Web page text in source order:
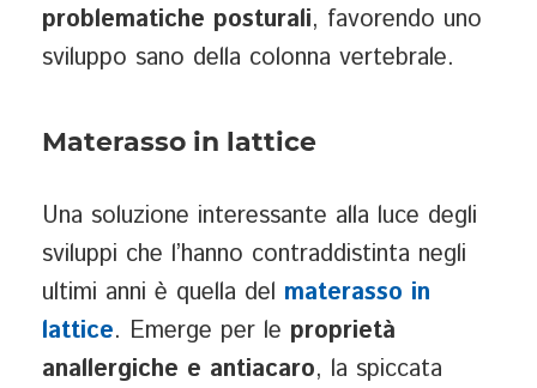
problematiche posturali, favorendo uno
sviluppo sano della colonna vertebrale.
Materasso in lattice
Una soluzione interessante alla luce degli
sviluppi che l’hanno contraddistinta negli
ultimi anni è quella del materasso in
lattice. Emerge per le proprietà
anallergiche e antiacaro, la spiccata